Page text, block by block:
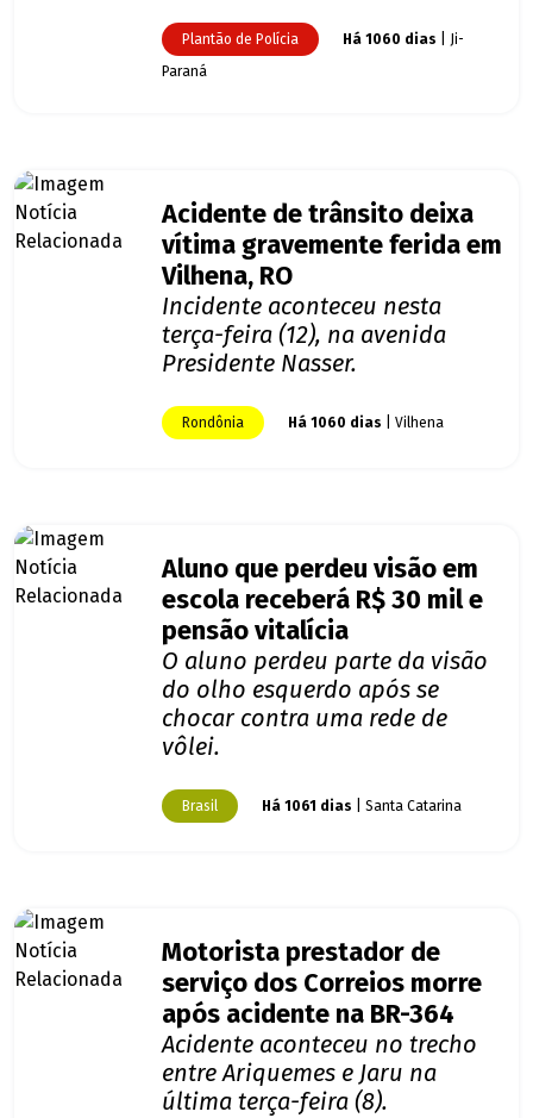
Plantão de Polícia Há 1060 dias | Ji-
Paraná
Acidente de trânsito deixa
vítima gravemente ferida em
Vilhena, RO
Incidente aconteceu nesta
terça-feira (12), na avenida
Presidente Nasser.
Rondônia Há 1060 dias | Vilhena
Aluno que perdeu visão em
escola receberá R$ 30 mil e
pensão vitalícia
O aluno perdeu parte da visão
do olho esquerdo após se
chocar contra uma rede de
vôlei.
Brasil Há 1061 dias | Santa Catarina
Motorista prestador de
serviço dos Correios morre
após acidente na BR-364
Acidente aconteceu no trecho
entre Ariquemes e Jaru na
última terça-feira (8).